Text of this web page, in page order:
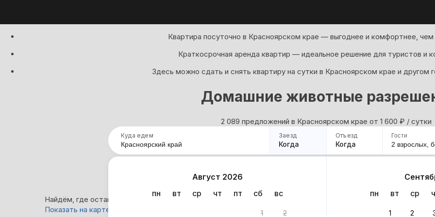
Квартира посуточно в Красноярском крае — выгоднее и комфортнее, чем
Краткосрочная аренда квартир — идеальное решение для туристов и
Здесь можно сдать и снять квартиру на сутки в Красноярском крае и другом
Домашние животные
2 089 предложений в Красноярском крае oт 1 600 ₽ / сутки
Куда едем Заезд
Когда
Отъезд
Когда
Август 2026
пн
вт ср чт пт сб вс
1 2
пн
вт ср
1 2
Гости
2 взрослых,
Найдём, где остановиться в Красноярском крае: 2 089 вариантов
Показать на карте